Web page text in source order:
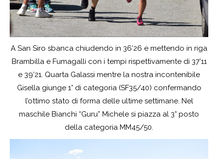
A San Siro sbanca chiudendo in 36’26 e mettendo in riga
Brambilla e Fumagalli con i tempi rispettivamente di 37’11
e 39’21. Quarta Galassi mentre la nostra incontenibile
Gisella giunge 1° di categoria (SF35/40) confermando
l’ottimo stato di forma delle ultime settimane. Nel
maschile Bianchi “Guru” Michele si piazza al 3° posto
della categoria MM45/50.